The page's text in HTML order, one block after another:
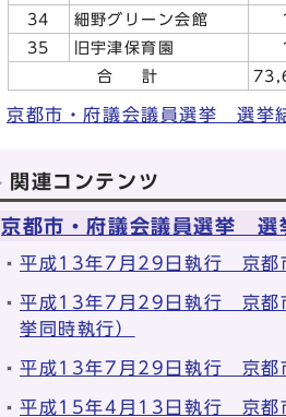
34
細野グリーン会館
35
旧宇津保育園
合 計
京都市・府議会議員選挙 選挙
関連コンテンツ
京都市・府議会議員選挙 選
平成13年7月29日執行 京都
平成13年7月29日執行 京都
挙同時執行）
平成13年7月29日執行 京都
平成15年4月13日執行 京都